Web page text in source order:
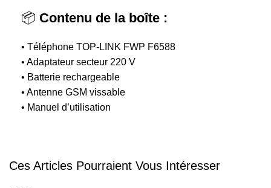
📦 Contenu de la boîte :
• Téléphone TOP-LINK FWP F6588
• Adaptateur secteur 220 V
• Batterie rechargeable
• Antenne GSM vissable
• Manuel d’utilisation
Ces Articles Pourraient Vous Intéresser